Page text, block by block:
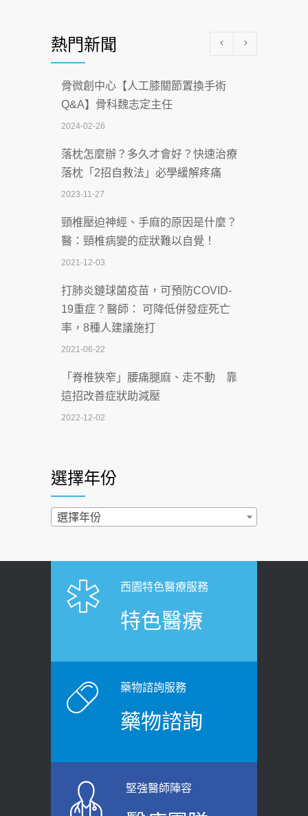
科能量
2026-07-08
沒菸酒也瀕臨洗腎？65歲男靠「這習
慣」逆轉腎功能 醫揭3招救命
2026-07-08
體溫飆破41度！醫連收兩例中暑病例：
致死率達8成
2026-07-07
深耕萬華55年 西園醫院回顧發展歷程與
智慧 醫療布局
2026-07-06
【115年臺北市「防癌保衛戰：健康好禮
一手刮」】 宣導
2026-07-02
2026-07-02
4連霸議員黃秋澤癌逝！食道癌為何奪命
西園醫院55周年 7／10捐血公益活動 邀
民眾熱血響應
2026-06-30
健康肛門痛都是痔瘡?醫談瘍瘍瘻管與肛
裂差異 逾50歲民眾可做1事
原則避免血糖血壓飆高
2026-06-08
上班常待在冷氣房？小心泌尿道感染
熱門新聞
骨微創中心【人工膝關節置換手術
Q&A】骨科魏志定主任
2024-02-26
落枕怎麼辦？多久才會好？快速治療
落枕「2招自救法」必學緩解疼痛
2023-11-27
頸椎壓迫神經、手麻的原因是什麼？
醫：頸椎病變的症狀難以自覺！
2021-12-03
打肺炎鏈球菌疫苗，可預防COVID-
19重症？醫師： 可降低併發症死亡
率，8種人建議施打
2021-06-22
「脊椎狹窄」腰痛腿麻、走不動 靠
這招改善症狀助減壓
2022-12-02
2022-02-17
過量維生素D和鈣恐罹癌? 醫師釋
「落枕」不要大力按脖子！ 1招「伸
展運動」預防落枕
老後睡不好、夜間易跌倒
2021-03-05
骨科魏志定主任接受專訪 【年代電視
選擇年份
選擇年份
西園特色醫療服務
特色醫療
藥物諮詢服務
藥物諮詢
堅強醫師陣容